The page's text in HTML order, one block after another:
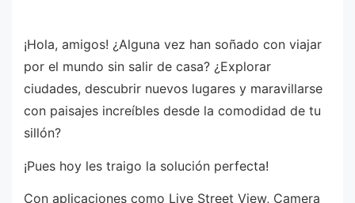
¡Hola, amigos! ¿Alguna vez han soñado con viajar
por el mundo sin salir de casa? ¿Explorar
ciudades, descubrir nuevos lugares y maravillarse
con paisajes increíbles desde la comodidad de tu
sillón?
¡Pues hoy les traigo la solución perfecta!
Con aplicaciones como Live Street View, Camera